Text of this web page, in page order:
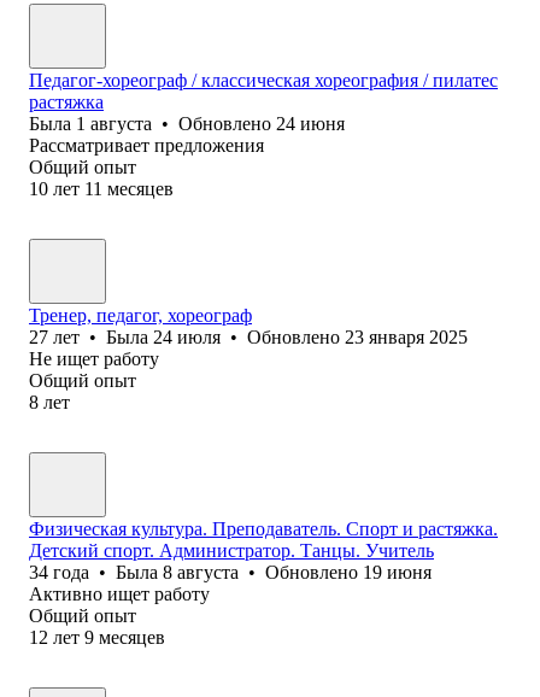
Педагог-хореограф / классическая хореография / пилатес
растяжка
Была 1 августа • Обновлено 24 июня
Рассматривает предложения
Общий опыт
10 лет 11 месяцев
Тренер, педагог, хореограф
27 лет • Была 24 июля • Обновлено 23 января 2025
Не ищет работу
Общий опыт
8 лет
Физическая культура. Преподаватель. Спорт и растяжка.
Детский спорт. Администратор. Танцы. Учитель
34 года • Была 8 августа • Обновлено 19 июня
Активно ищет работу
Общий опыт
12 лет 9 месяцев